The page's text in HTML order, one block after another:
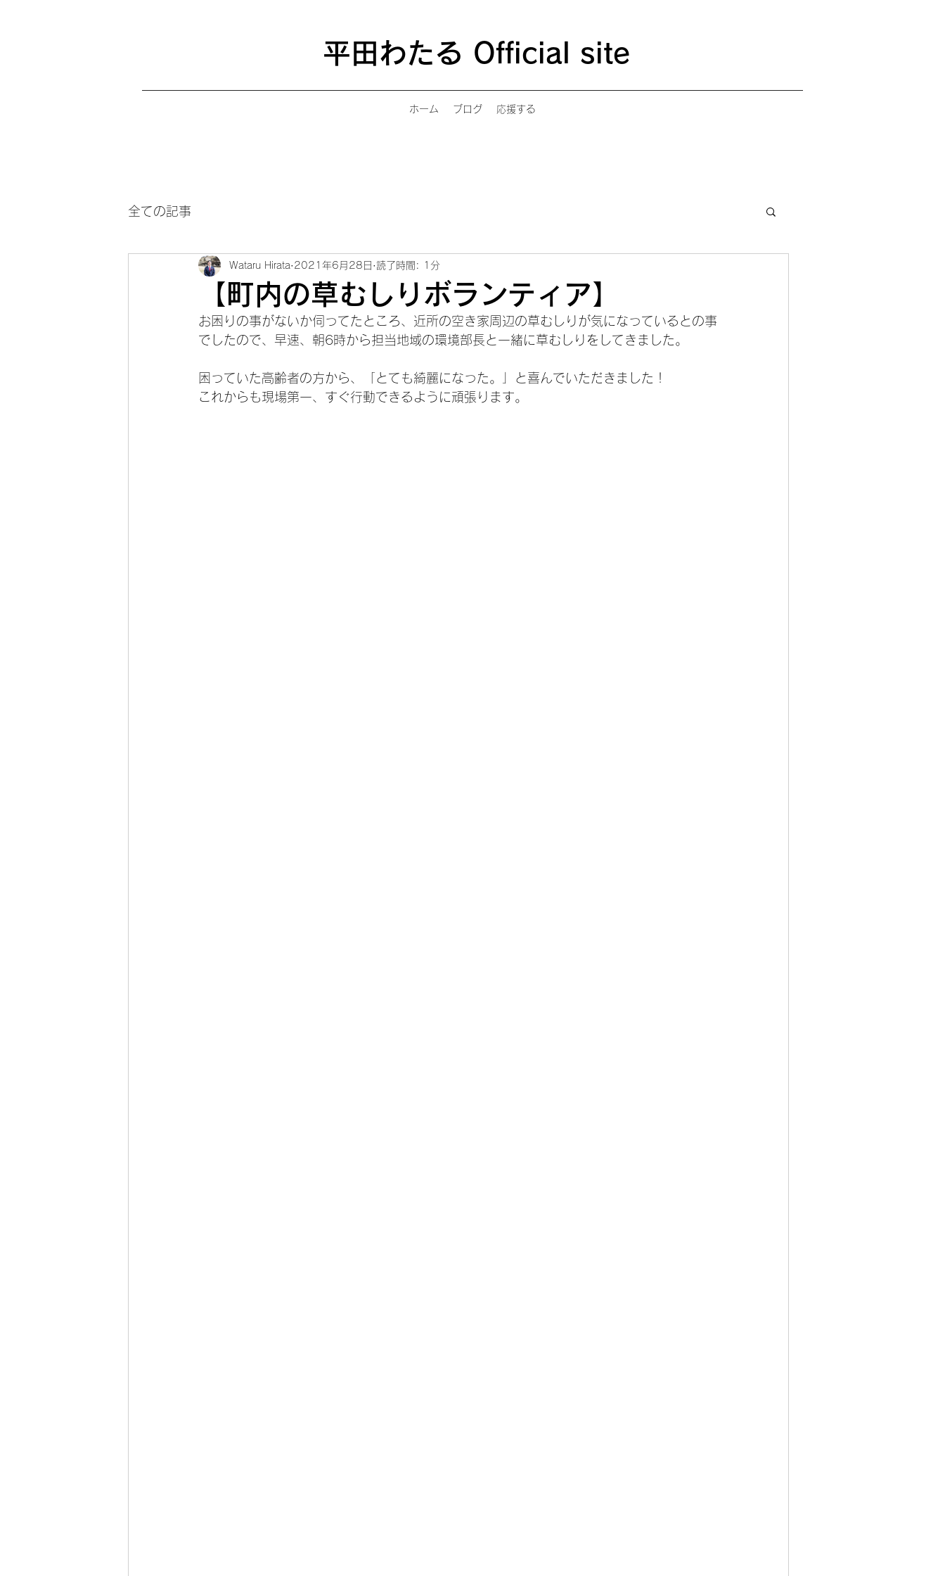
平田わたる Official site
ホーム ブログ 応援する
全ての記事
【町内の草むしりボランティア】
Wataru Hirata 2021年6月28日 読了時間: 1分
お困りの事がないか伺ってたところ、近所の空き家周辺の草むしりが気になっているとの事
でしたので、早速、朝6時から担当地域の環境部長と一緒に草むしりをしてきました。
困っていた高齢者の方から、「とても綺麗になった。」と喜んでいただきました！
これからも現場第一、すぐ行動できるように頑張ります。